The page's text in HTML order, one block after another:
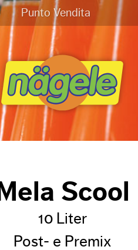
Punto Vendita
Mela Scool
10 Liter
Post- e Premix